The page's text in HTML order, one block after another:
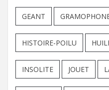
GEANT
HISTOIRE-POILU
INSOLITE JOUET